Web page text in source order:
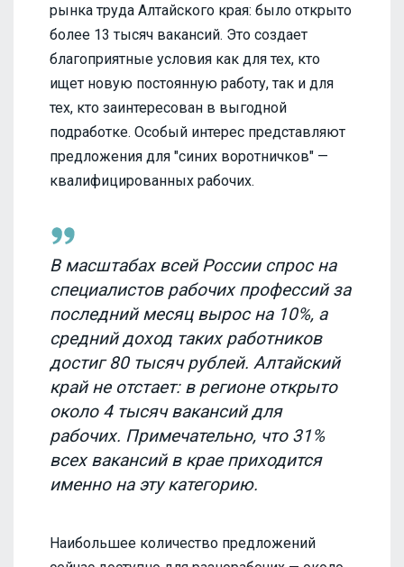
рынка труда Алтайского края: было открыто
более 13 тысяч вакансий. Это создает
благоприятные условия как для тех, кто
ищет новую постоянную работу, так и для
тех, кто заинтересован в выгодной
подработке. Особый интерес представляют
предложения для "синих воротничков" —
квалифицированных рабочих.
В масштабах всей России спрос на
специалистов рабочих профессий за
последний месяц вырос на 10%, а
средний доход таких работников
достиг 80 тысяч рублей. Алтайский
край не отстает: в регионе открыто
около 4 тысяч вакансий для
рабочих. Примечательно, что 31%
всех вакансий в крае приходится
именно на эту категорию.
Наибольшее количество предложений